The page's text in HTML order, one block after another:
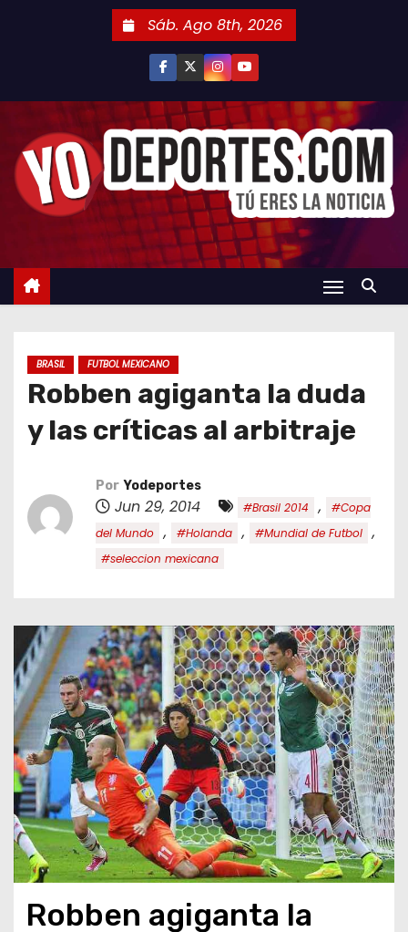
n
Sáb. Ago 8th, 2026
BRASIL FUTBOL MEXICANO
Robben agiganta la duda
y las críticas al arbitraje
Por Yodeportes
Jun 29, 2014 #Brasil 2014 ,
#Copa
del Mundo
, #Holanda , #Mundial de Futbol ,
#seleccion mexicana
Robben agiganta la